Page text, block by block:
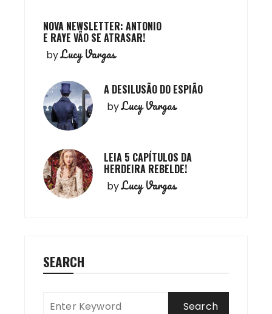
NOVA NEWSLETTER: ANTONIO
E RAYE VÃO SE ATRASAR!
byLucy Vargas
A DESILUSÃO DO ESPIÃO
byLucy Vargas
LEIA 5 CAPÍTULOS DA
HERDEIRA REBELDE!
byLucy Vargas
SEARCH